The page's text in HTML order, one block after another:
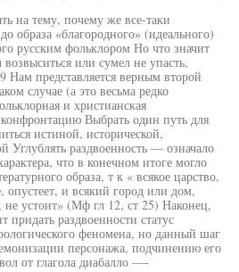
на тему, почему же все-таки
образа «благородного» (идеального)
русским фольклором Но что значит
или сумел не упасть,
Нам представляется верным второй
случае (а это весьма редко
и христианская
Выбрать один путь для
истиной, исторической,
Углублять раздвоенность — означало
что в конечном итоге могло
образа, т к « всякое царство,
опустеет, и всякий город или дом,
не устоит» (Мф гл 12, ст 25) Наконец,
придать раздвоенности статус
феномена, но данный шаг
персонажа, подчинению его
от глагола диабалло —-